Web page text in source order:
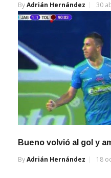
ByAdrián Hernández 30
Bueno volvió al gol y
ByAdrián Hernández 18